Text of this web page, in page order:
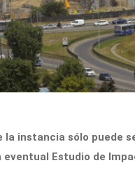
instancia sólo puede
eventual Estudio de